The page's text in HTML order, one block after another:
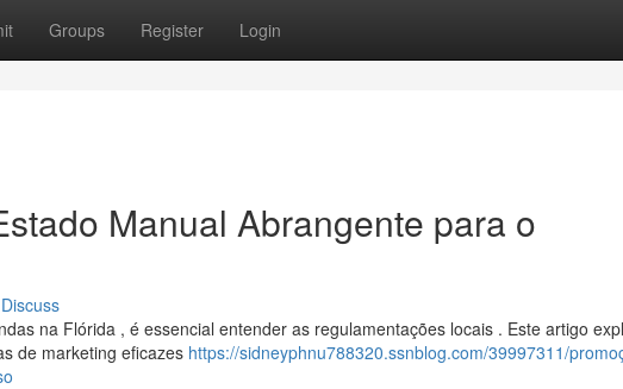
Groups Register Login
Manual Abrangente para o
Discuss
na Flórida , é essencial entender as regulamentações locais . Este artigo
de marketing eficazes https://sidneyphnu788320.ssnblog.com/39997311/